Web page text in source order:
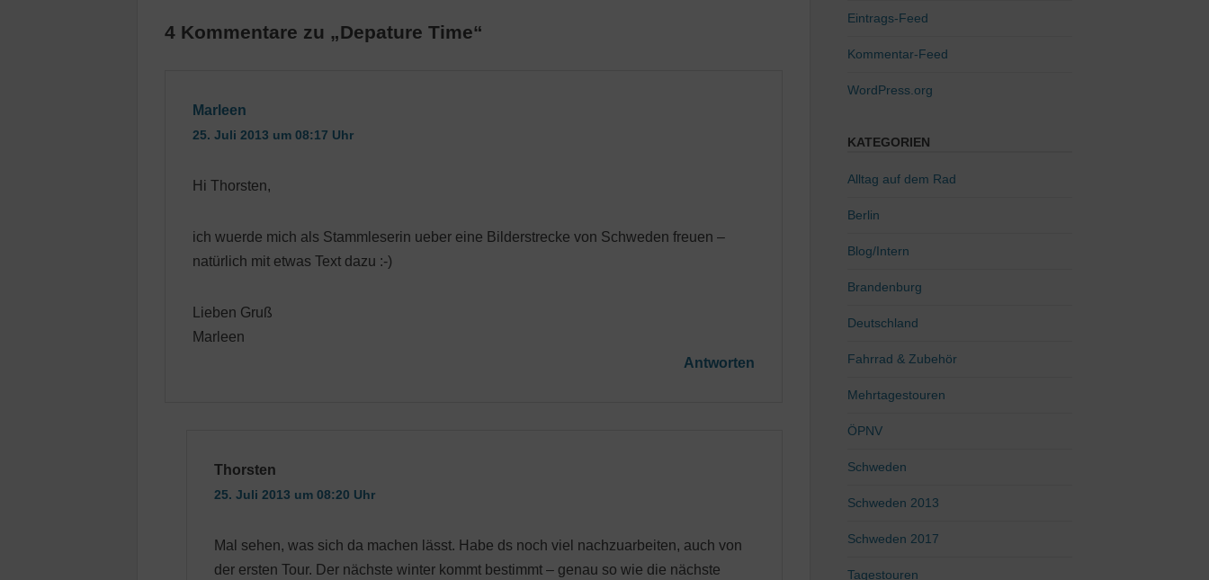
4 Kommentare zu „Depature Time“
Marleen
25. Juli 2013 um 08:17 Uhr
Hi Thorsten,
ich wuerde mich als Stammleserin ueber eine Bilderstrecke von Schweden freuen –
natürlich mit etwas Text dazu :-)
Lieben Gruß
Marleen
Antworten
Thorsten
25. Juli 2013 um 08:20 Uhr
Mal sehen, was sich da machen lässt. Habe ds noch viel nachzuarbeiten, auch von
der ersten Tour. Der nächste winter kommt bestimmt – genau so wie die nächste
Eintrags-Feed
Kommentar-Feed
WordPress.org
KATEGORIEN
Alltag auf dem Rad
Berlin
Blog/Intern
Brandenburg
Deutschland
Fahrrad & Zubehör
Mehrtagestouren
ÖPNV
Schweden
Schweden 2013
Schweden 2017
Tagestouren